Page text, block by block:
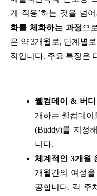
게 적응’하는 것을 넘어
화를 체화하는 과정으
은 약 3개월로, 단계별
적입니다. 주요 특징은
웰컴데이 & 버
개하는 웰컴데이
(Buddy)를 지정
니다.
체계적인 3개월
개월간의 여정을
공합니다. 각 주